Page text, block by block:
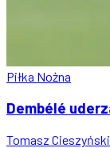
Piłka Nożna
Dembélé
Tomasz